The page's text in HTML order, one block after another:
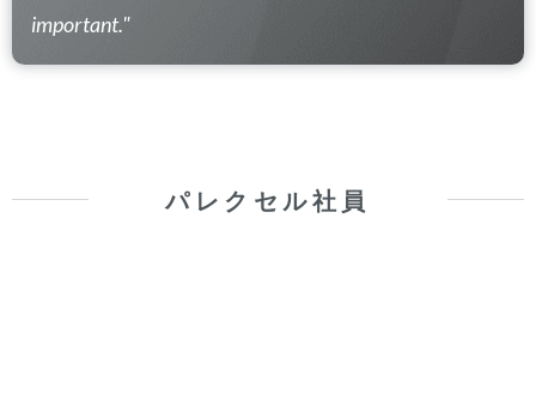
important."
パレクセル社員